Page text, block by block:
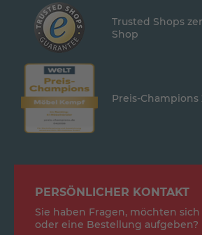
Trusted Shops
Shop
Preis-Champions
PERSÖNLICHER KONTAKT
Sie haben Fragen, möchten
oder eine Bestellung aufgeben?